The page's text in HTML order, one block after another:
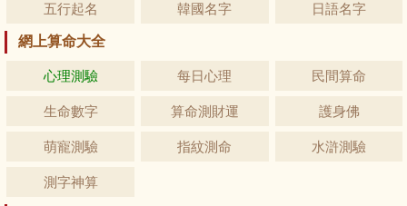
五行起名 韓國名字 日語名字
網上算命大全
心理測驗 每日心理 民間算命
生命數字 算命測財運 護身佛
萌寵測驗 指紋測命 水滸測驗
測字神算